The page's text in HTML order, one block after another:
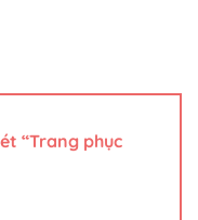
“Trang phục